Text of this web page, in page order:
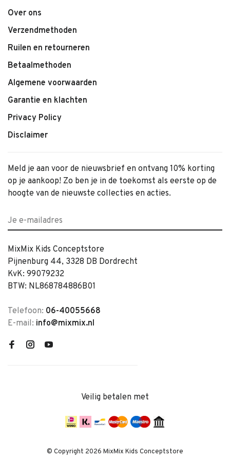
Over ons
Verzendmethoden
Ruilen en retourneren
Betaalmethoden
Algemene voorwaarden
Garantie en klachten
Privacy Policy
Disclaimer
Meld je aan voor de nieuwsbrief en ontvang 10% korting
op je aankoop! Zo ben je in de toekomst als eerste op de
hoogte van de nieuwste collecties en acties.
MixMix Kids Conceptstore
Pijnenburg 44, 3328 DB Dordrecht
KvK: 99079232
BTW: NL868784886B01
Telefoon: 06-40055668
E-mail: info@mixmix.nl
Veilig betalen met
© Copyright 2026 MixMix Kids Conceptstore